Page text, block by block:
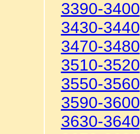
3390-3400
3430-3440
3470-3480
3510-3520
3550-3560
3590-3600
3630-3640